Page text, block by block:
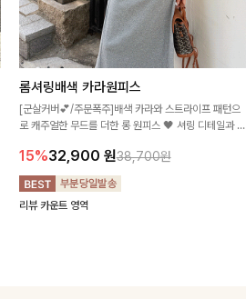
롬셔링배색 카라원피스
[군살커버💕/주문폭주]배색 카라와 스트라이프 패턴으
로 캐주얼한 무드를 더한 롱 원피스 🖤 셔링 디테일과 쫀
15%32,900 원38,700원
리뷰 카운트 영역